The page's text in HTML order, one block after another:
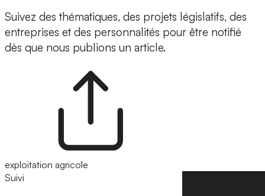
Suivez des thématiques, des projets législatifs, des
entreprises et des personnalités pour être notifié
dès que nous publions un article.
exploitation agricole
Suivi